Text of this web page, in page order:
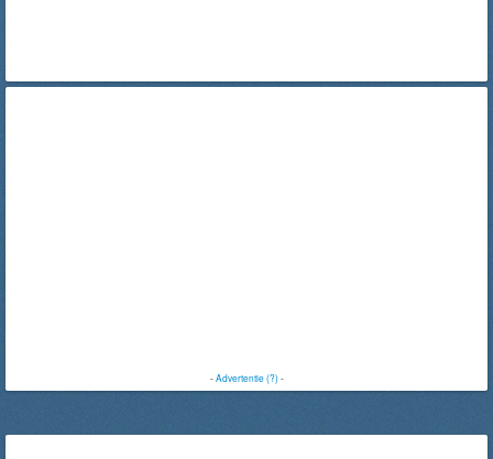
-Advertentie (?)-